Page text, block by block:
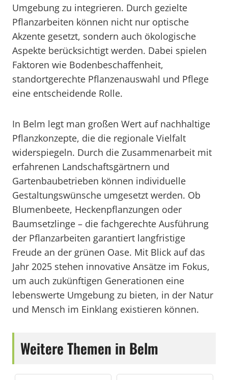
Umgebung zu integrieren. Durch gezielte
Pflanzarbeiten können nicht nur optische
Akzente gesetzt, sondern auch ökologische
Aspekte berücksichtigt werden. Dabei spielen
Faktoren wie Bodenbeschaffenheit,
standortgerechte Pflanzenauswahl und Pflege
eine entscheidende Rolle.
In Belm legt man großen Wert auf nachhaltige
Pflanzkonzepte, die die regionale Vielfalt
widerspiegeln. Durch die Zusammenarbeit mit
erfahrenen Landschaftsgärtnern und
Gartenbaubetrieben können individuelle
Gestaltungswünsche umgesetzt werden. Ob
Blumenbeete, Heckenpflanzungen oder
Baumsetzlinge – die fachgerechte Ausführung
der Pflanzarbeiten garantiert langfristige
Freude an der grünen Oase. Mit Blick auf das
Jahr 2025 stehen innovative Ansätze im Fokus,
um auch zukünftigen Generationen eine
lebenswerte Umgebung zu bieten, in der Natur
und Mensch im Einklang existieren können.
Weitere Themen in Belm